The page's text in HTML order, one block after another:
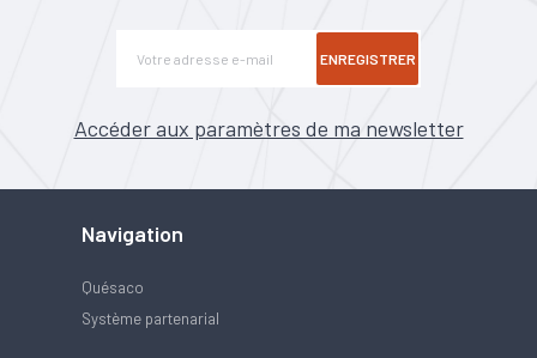
ENREGISTRER
Accéder aux paramètres de ma newsletter
Navigation
Quésaco
Système partenarial